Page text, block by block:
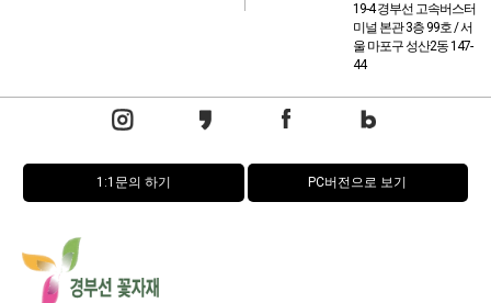
19-4 경부선 고속버스터
미널 본관 3층 99호 / 서
울 마포구 성산2동 147-
44
1:1문의 하기 PC버전으로 보기